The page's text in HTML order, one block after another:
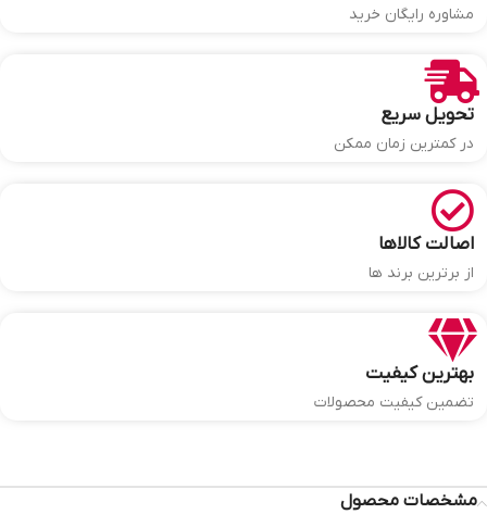
مشاوره رایگان خرید
تحویل سریع
در کمترین زمان ممکن
اصالت کالاها
از برترین برند ها
بهترین کیفیت
تضمین کیفیت محصولات
مشخصات محصول